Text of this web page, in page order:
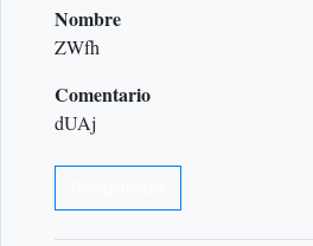
Nombre
ZWfh
Comentario
dUAj